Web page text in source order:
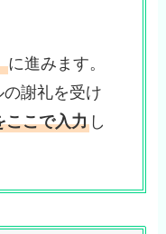
に進みます。
謝礼を受け
ここで入力 し